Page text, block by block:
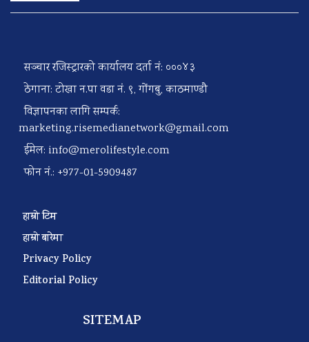
सञ्चार रजिस्ट्रारको कार्यालय दर्ता नं: ०००४३
ठेगाना: टोखा न.पा वडा नं. ९, गोंगबु, काठमाण्डौ
विज्ञापनका लागि सम्पर्क:
marketing.risemedianetwork@gmail.com
ईमेल: info@merolifestyle.com
फोन नं.: +977-01-5909487
हाम्रो टिम
हाम्रो बारेमा
Privacy Policy
Editorial Policy
SITEMAP